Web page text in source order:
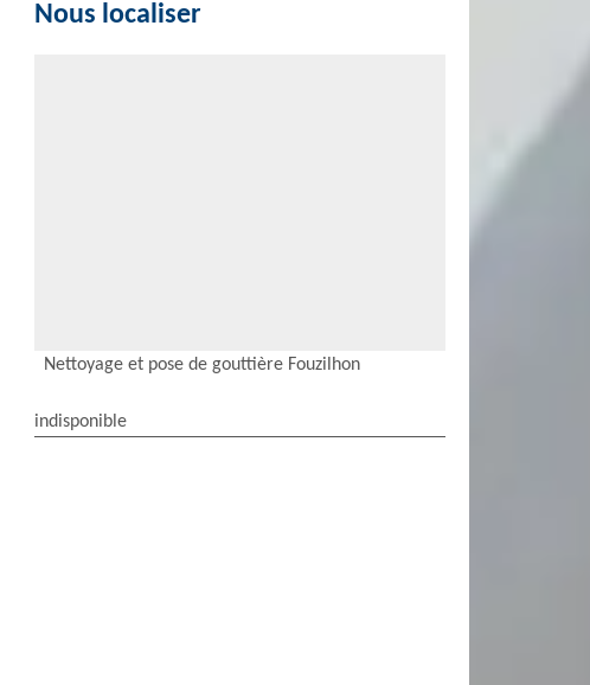
Nous localiser
Nettoyage et pose de gouttière Fouzilhon
indisponible